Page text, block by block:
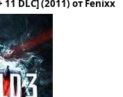
DLC] (2011) от Fenixx